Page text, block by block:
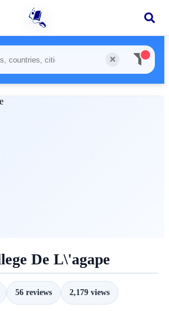
De L\'agape
56 reviews 2,179 views